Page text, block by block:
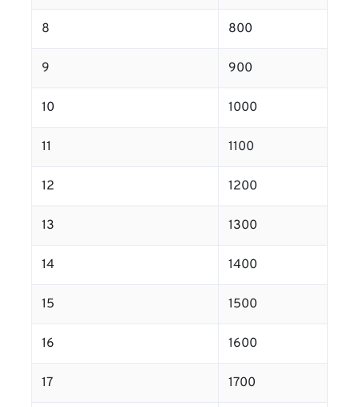
8 800
9 900
10 1000
11 1100
12 1200
13 1300
14 1400
15 1500
16 1600
17 1700